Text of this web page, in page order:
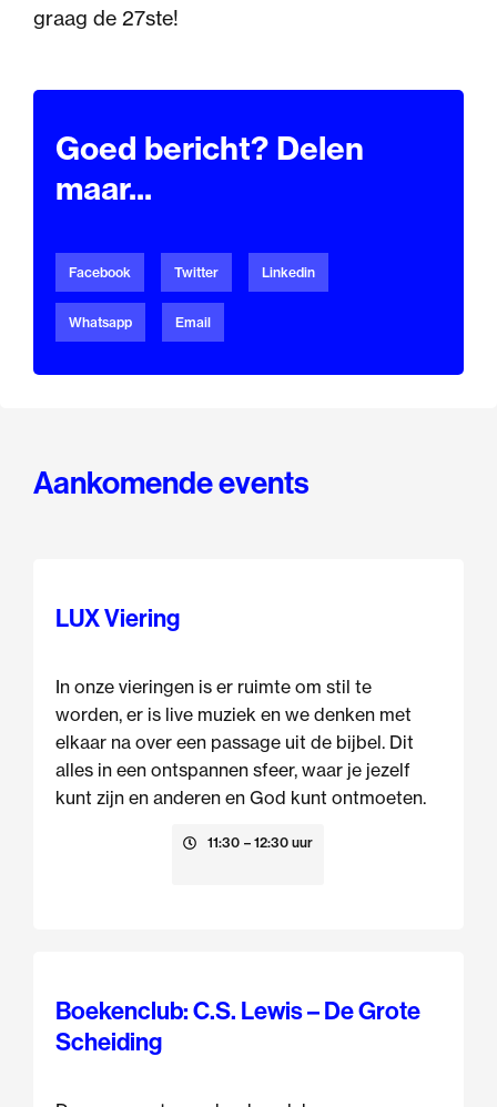
graag de 27ste!
Goed bericht? Delen
maar...
Facebook Twitter Linkedin
Whatsapp Email
Aankomende events
LUX Viering
In onze vieringen is er ruimte om stil te
worden, er is live muziek en we denken met
elkaar na over een passage uit de bijbel. Dit
alles in een ontspannen sfeer, waar je jezelf
kunt zijn en anderen en God kunt ontmoeten.
11:30 – 12:30 uur
Boekenclub: C.S. Lewis – De Grote
Scheiding